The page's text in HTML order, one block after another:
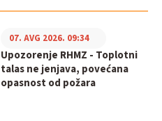
Upozorenje RHMZ - Toplotni
talas ne jenjava, povećana
opasnost od požara
07. AVG 2026. 09:34